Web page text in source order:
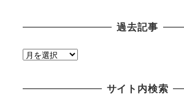
過去記事
過
サイト内検索